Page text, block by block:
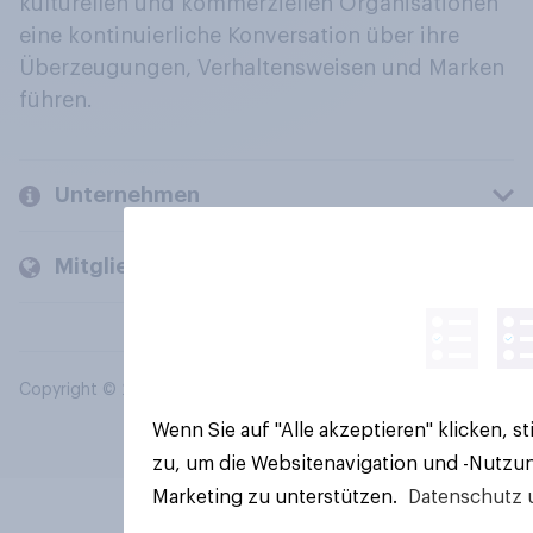
eine kontinuierliche Konversation über ihre
Überzeugungen, Verhaltensweisen und Marken
führen.
Unternehmen
Mitglieder und Kunden
Copyright © 2026 YouGov PLC. Alle Rechte vorbehalten.
Wenn Sie auf "Alle akzeptieren" klicken,
zu, um die Websitenavigation und -
Marketing zu unterstützen.
Datenschutz